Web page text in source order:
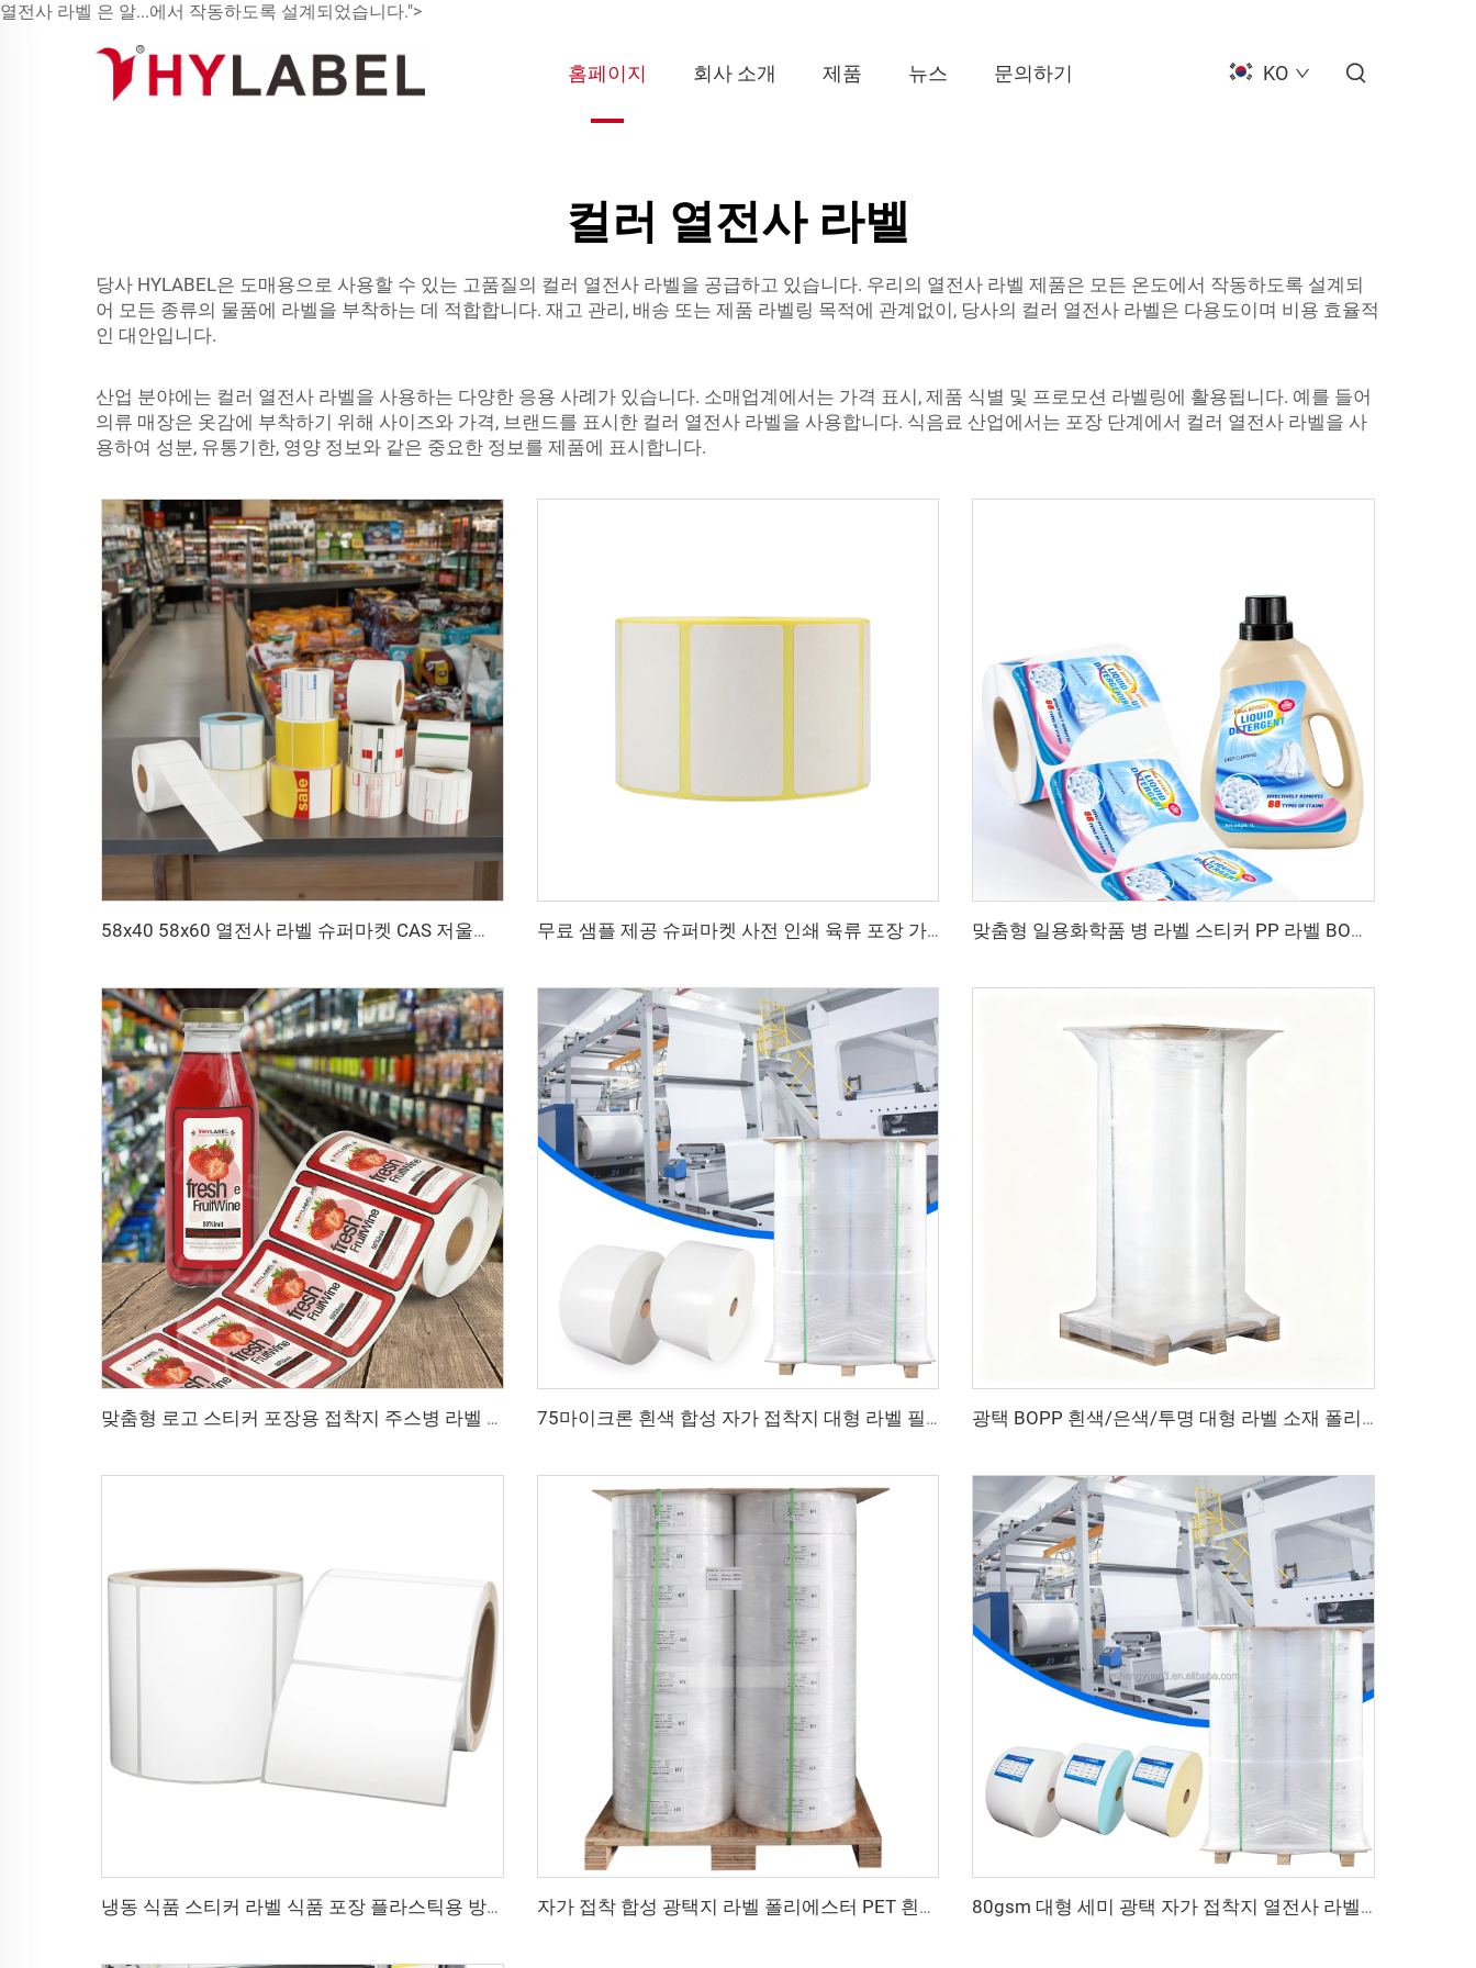
열전사 라벨 은 알...에서 작동하도록 설계되었습니다.">
홈페이지 회사 소개 제품 뉴스 문의하기 KO
컬러 열전사 라벨
당사 HYLABEL은 도매용으로 사용할 수 있는 고품질의 컬러 열전사 라벨을 공급하고 있습니다. 우리의 열전사 라벨 제품은 모든 온도에서 작동하도록 설계되
어 모든 종류의 물품에 라벨을 부착하는 데 적합합니다. 재고 관리, 배송 또는 제품 라벨링 목적에 관계없이, 당사의 컬러 열전사 라벨은 다용도이며 비용 효율적
인 대안입니다.
산업 분야에는 컬러 열전사 라벨을 사용하는 다양한 응용 사례가 있습니다. 소매업계에서는 가격 표시, 제품 식별 및 프로모션 라벨링에 활용됩니다. 예를 들어
의류 매장은 옷감에 부착하기 위해 사이즈와 가격, 브랜드를 표시한 컬러 열전사 라벨을 사용합니다. 식음료 산업에서는 포장 단계에서 컬러 열전사 라벨을 사
용하여 성분, 유통기한, 영양 정보와 같은 중요한 정보를 제품에 표시합니다.
58x40 58x60 열전사 라벨 슈퍼마켓 CAS 저울용 접착 바코드 스티커 직접 열전사 라벨 58x40 무료 샘플 제공 슈퍼마켓 사전 인쇄 육류 포장 가격표 자가접착 바코드 용지 롤 라벨 스티커 맞춤형 일용화학품 병 라벨 스티커 PP 라벨 BOPP 폴리프로필렌 스티커 세탁세제 병 라벨 포장용
맞춤형 로고 스티커 포장용 접착지 주스병 라벨 주스 라벨 식음료 병 라벨 75마이크론 흰색 합성 자가 접착지 대형 라벨 필름 PP 합성지 라벨 대형 롤 광택 BOPP 흰색/은색/투명 대형 라벨 소재 폴리프로필렌 PP 라벨 원지 자가 접착 스티커 대형 BOPP 라벨 스티커
냉동 식품 스티커 라벨 식품 포장 플라스틱용 방수 열전사 무인식품 라벨 자가 접착 합성 광택지 라벨 폴리에스터 PET 흰색 필름 라벨지 대형 롤 80gsm 대형 세미 광택 자가 접착지 열전사 라벨 원지 원자재 대형 롤 라벨